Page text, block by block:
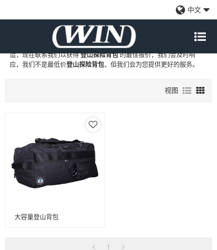
中文
登山探险背包 的专业中国制造商和供应商，我们提供定制批发
工厂、自有品牌登山探险背包和
造，现在联系我们以获得登山探险背包的最佳报价，我们会及时响
应，我们不是最低价登山探险背包，但我们会为您提供更好的服务。
视图
大容量登山背包
1